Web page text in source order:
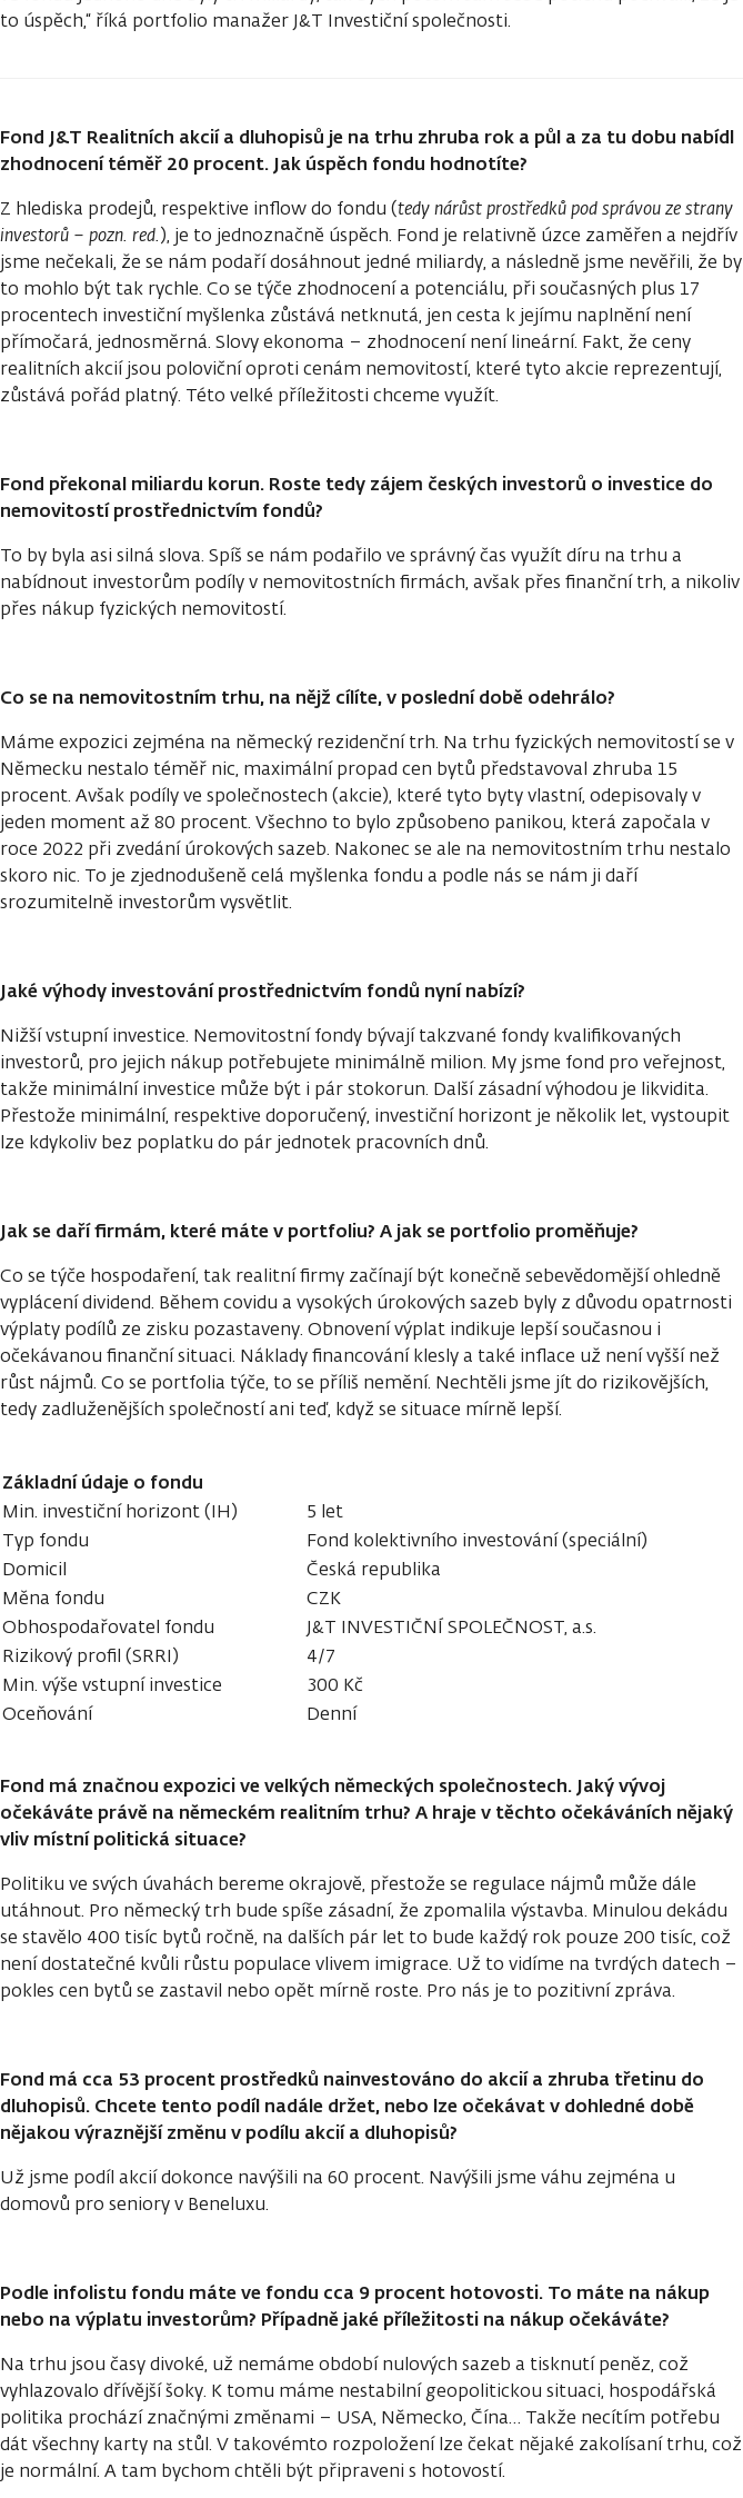
to úspěch,“ říká portfolio manažer J&T Investiční společnosti.
Fond J&T Realitních akcií a dluhopisů je na trhu zhruba rok a půl a za tu dobu nabídl
zhodnocení téměř 20 procent. Jak úspěch fondu hodnotíte?
Z hlediska prodejů, respektive inflow do fondu (tedy nárůst prostředků pod správou ze strany
investorů – pozn. red.), je to jednoznačně úspěch. Fond je relativně úzce zaměřen a nejdřív
jsme nečekali, že se nám podaří dosáhnout jedné miliardy, a následně jsme nevěřili, že by
to mohlo být tak rychle. Co se týče zhodnocení a potenciálu, při současných plus 17
procentech investiční myšlenka zůstává netknutá, jen cesta k jejímu naplnění není
přímočará, jednosměrná. Slovy ekonoma – zhodnocení není lineární. Fakt, že ceny
realitních akcií jsou poloviční oproti cenám nemovitostí, které tyto akcie reprezentují,
zůstává pořád platný. Této velké příležitosti chceme využít.
Fond překonal miliardu korun. Roste tedy zájem českých investorů o investice do
nemovitostí prostřednictvím fondů?
To by byla asi silná slova. Spíš se nám podařilo ve správný čas využít díru na trhu a
nabídnout investorům podíly v nemovitostních firmách, avšak přes finanční trh, a nikoliv
přes nákup fyzických nemovitostí.
Co se na nemovitostním trhu, na nějž cílíte, v poslední době odehrálo?
Máme expozici zejména na německý rezidenční trh. Na trhu fyzických nemovitostí se v
Německu nestalo téměř nic, maximální propad cen bytů představoval zhruba 15
procent. Avšak podíly ve společnostech (akcie), které tyto byty vlastní, odepisovaly v
jeden moment až 80 procent. Všechno to bylo způsobeno panikou, která započala v
roce 2022 při zvedání úrokových sazeb. Nakonec se ale na nemovitostním trhu nestalo
skoro nic. To je zjednodušeně celá myšlenka fondu a podle nás se nám ji daří
srozumitelně investorům vysvětlit.
Jaké výhody investování prostřednictvím fondů nyní nabízí?
Nižší vstupní investice. Nemovitostní fondy bývají takzvané fondy kvalifikovaných
investorů, pro jejich nákup potřebujete minimálně milion. My jsme fond pro veřejnost,
takže minimální investice může být i pár stokorun. Další zásadní výhodou je likvidita.
Přestože minimální, respektive doporučený, investiční horizont je několik let, vystoupit
lze kdykoliv bez poplatku do pár jednotek pracovních dnů.
Jak se daří firmám, které máte v portfoliu? A jak se portfolio proměňuje?
Co se týče hospodaření, tak realitní firmy začínají být konečně sebevědomější ohledně
vyplácení dividend. Během covidu a vysokých úrokových sazeb byly z důvodu opatrnosti
výplaty podílů ze zisku pozastaveny. Obnovení výplat indikuje lepší současnou i
očekávanou finanční situaci. Náklady financování klesly a také inflace už není vyšší než
růst nájmů. Co se portfolia týče, to se příliš nemění. Nechtěli jsme jít do rizikovějších,
tedy zadluženějších společností ani teď, když se situace mírně lepší.
Základní údaje o fondu
Min. investiční horizont (IH)
5 let
Typ fondu
Fond kolektivního investování (speciální)
Domicil
Česká republika
Měna fondu
CZK
Obhospodařovatel fondu
J&T INVESTIČNÍ SPOLEČNOST, a.s.
Rizikový profil (SRRI)
4/7
Min. výše vstupní investice
300 Kč
Oceňování
Denní
Fond má značnou expozici ve velkých německých společnostech. Jaký vývoj
očekáváte právě na německém realitním trhu? A hraje v těchto očekáváních nějaký
vliv místní politická situace?
Politiku ve svých úvahách bereme okrajově, přestože se regulace nájmů může dále
utáhnout. Pro německý trh bude spíše zásadní, že zpomalila výstavba. Minulou dekádu
se stavělo 400 tisíc bytů ročně, na dalších pár let to bude každý rok pouze 200 tisíc, což
není dostatečné kvůli růstu populace vlivem imigrace. Už to vidíme na tvrdých datech –
pokles cen bytů se zastavil nebo opět mírně roste. Pro nás je to pozitivní zpráva.
Fond má cca 53 procent prostředků nainvestováno do akcií a zhruba třetinu do
dluhopisů. Chcete tento podíl nadále držet, nebo lze očekávat v dohledné době
nějakou výraznější změnu v podílu akcií a dluhopisů?
Už jsme podíl akcií dokonce navýšili na 60 procent. Navýšili jsme váhu zejména u
domovů pro seniory v Beneluxu.
Podle infolistu fondu máte ve fondu cca 9 procent hotovosti. To máte na nákup
nebo na výplatu investorům? Případně jaké příležitosti na nákup očekáváte?
Na trhu jsou časy divoké, už nemáme období nulových sazeb a tisknutí peněz, což
vyhlazovalo dřívější šoky. K tomu máme nestabilní geopolitickou situaci, hospodářská
politika prochází značnými změnami – USA, Německo, Čína… Takže necítím potřebu
dát všechny karty na stůl. V takovémto rozpoložení lze čekat nějaké zakolísaní trhu, což
je normální. A tam bychom chtěli být připraveni s hotovostí.